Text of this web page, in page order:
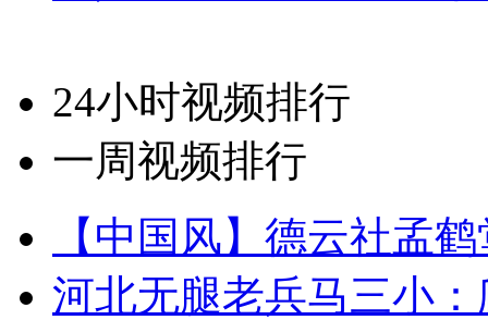
24小时视频排行
一周视频排行
【中国风】德云社孟
河北无腿老兵马三小